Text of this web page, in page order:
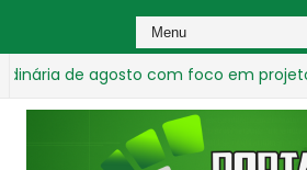
agosto com foco em projetos e
na Paraíba